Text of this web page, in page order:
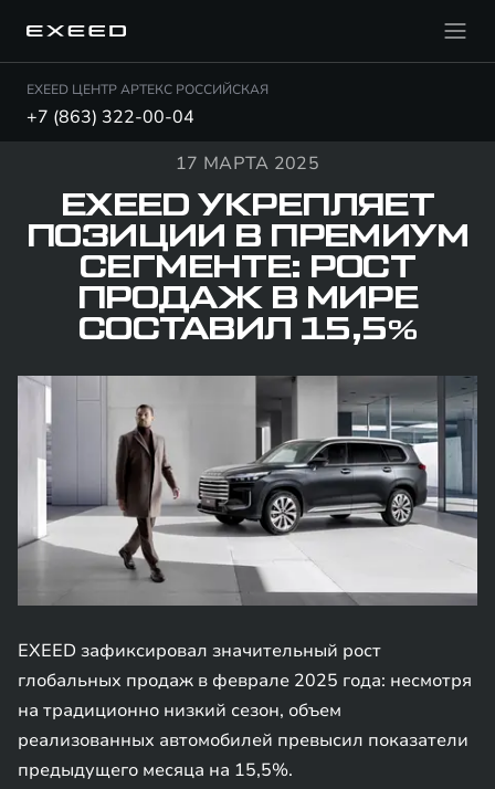
EXEED ЦЕНТР АРТЕКС РОССИЙСКАЯ
+7 (863) 322-00-04
17 МАРТА 2025
EXEED УКРЕПЛЯЕТ
ПОЗИЦИИ В ПРЕМИУМ
СЕГМЕНТЕ: РОСТ
ПРОДАЖ В МИРЕ
СОСТАВИЛ 15,5%
EXEED зафиксировал значительный рост
глобальных продаж в феврале 2025 года: несмотря
на традиционно низкий сезон, объем
реализованных автомобилей превысил показатели
предыдущего месяца на 15,5%.